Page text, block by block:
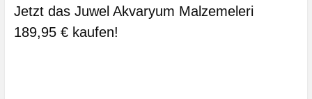
Jetzt das Juwel Akvaryum Malzemeleri
189,95 € kaufen!